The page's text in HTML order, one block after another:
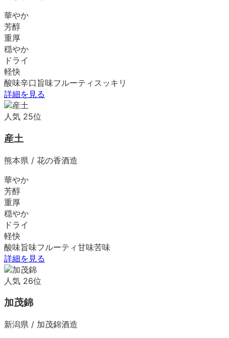
華やか
芳醇
重厚
穏やか
ドライ
軽快
酸味辛口 旨味フルーティ スッキリ
詳細を見る
人気 25位
産土
熊本県 / 花の香酒造
華やか
芳醇
重厚
穏やか
ドライ
軽快
酸味旨味フルーティ甘味苦味
詳細を見る
人気 26位
加茂錦
新潟県 / 加茂錦酒造